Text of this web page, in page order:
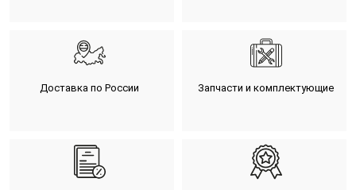
Доставка по России Запчасти и комплектующие